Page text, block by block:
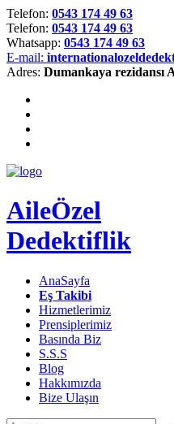
Telefon: 0543 174 49 63
Telefon: 0543 174 49 63
Whatsapp: 0543 174 49 63
E-mail:
Adres: Dumankaya
AileÖzel
Dedektiflik
AnaSayfa
Eş Takibi
Hizmetlerimiz
Prensiplerimiz
Basında Biz
S.S.S
Blog
Hakkımızda
Bize Ulaşın